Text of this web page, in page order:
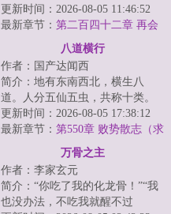
我们不同，我们的情感无法共
通，我们的...
更新时间：2026-08-05 11:46:52
最新章节： 第二百四十二章 再会
八道横行
作者：国产达闻西
简介：地有东南西北，横生八
道。人分五仙五虫，共称十类。
天地人神鬼，鳞毛倮羽介。神道
邪、人道贼、鳞道...
更新时间：2026-08-05 17:38:12
最新章节： 第550章 败势散志（求
万骨之主
作者：李家玄元
简介：“你吃了我的化龙骨！”“我
也没办法，不吃我就醒不过